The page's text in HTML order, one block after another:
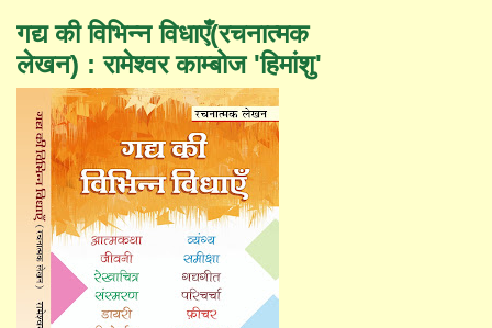
गद्य की विभिन्न विधाएँ(रचनात्मक
लेखन) : रामेश्वर काम्बोज 'हिमांशु'